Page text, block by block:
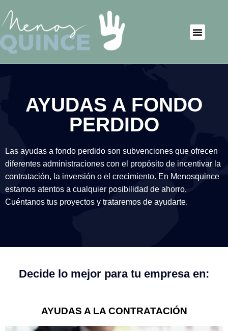
AYUDAS A FONDO
PERDIDO
Las ayudas a fondo perdido son subvenciones que ofrecen
diferentes administraciones con el propósito de incentivar la
contratación, la inversión o el crecimiento. En Menosquince
estamos atentos a cualquier posibilidad de ahorro.
Cuéntanos tus proyectos y trataremos de ayudarte.
Decide lo mejor para tu empresa en:
AYUDAS A LA CONTRATACIÓN